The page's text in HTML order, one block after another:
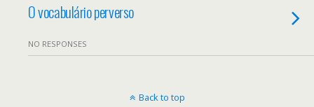
O vocabulário perverso
NO RESPONSES
Back to top